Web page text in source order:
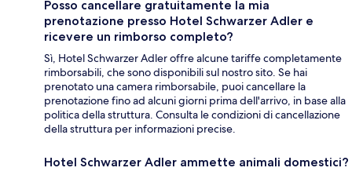
Posso cancellare gratuitamente la mia
prenotazione presso Hotel Schwarzer Adler e
ricevere un rimborso completo?
Sì, Hotel Schwarzer Adler offre alcune tariffe completamente
rimborsabili, che sono disponibili sul nostro sito. Se hai
prenotato una camera rimborsabile, puoi cancellare la
prenotazione fino ad alcuni giorni prima dell'arrivo, in base alla
politica della struttura. Consulta le condizioni di cancellazione
della struttura per informazioni precise.
Hotel Schwarzer Adler ammette animali domestici?